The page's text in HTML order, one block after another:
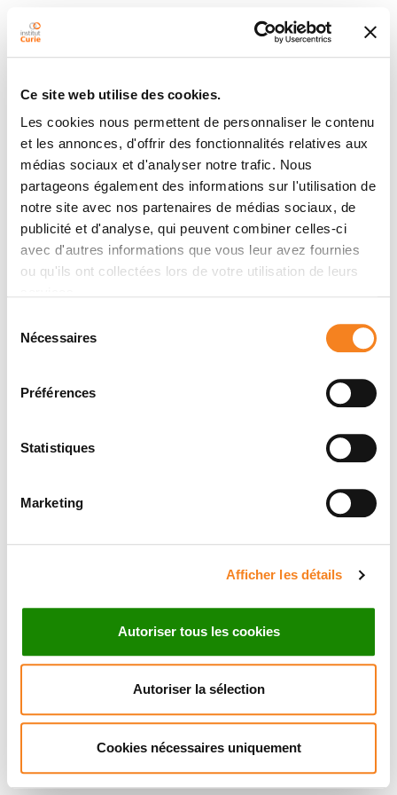
Ce site web utilise des cookies.
Les cookies nous permettent de personnaliser le contenu
et les annonces, d'offrir des fonctionnalités relatives aux
médias sociaux et d'analyser notre trafic. Nous
partageons également des informations sur l'utilisation de
notre site avec nos partenaires de médias sociaux, de
publicité et d'analyse, qui peuvent combiner celles-ci
avec d'autres informations que vous leur avez fournies
ou qu'ils ont collectées lors de votre utilisation de leurs
Nécessaires
Préférences
Statistiques
Marketing
Afficher les détails
Autoriser tous les cookies
Autoriser la sélection
Cookies nécessaires uniquement